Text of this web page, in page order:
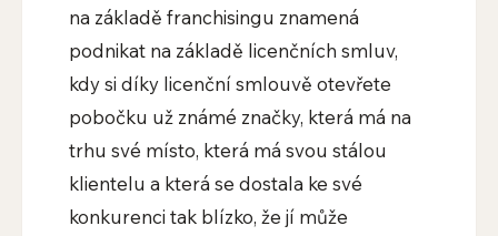
na základě franchisingu znamená
podnikat na základě licenčních smluv,
kdy si díky licenční smlouvě otevřete
pobočku už známé značky, která má na
trhu své místo, která má svou stálou
klientelu a která se dostala ke své
konkurenci tak blízko, že jí může